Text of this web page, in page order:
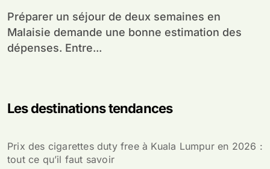
Préparer un séjour de deux semaines en
Malaisie demande une bonne estimation des
dépenses. Entre...
Les destinations tendances
Prix des cigarettes duty free à Kuala Lumpur en 2026 :
tout ce qu’il faut savoir